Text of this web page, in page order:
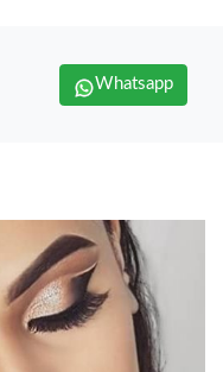
Whatsapp